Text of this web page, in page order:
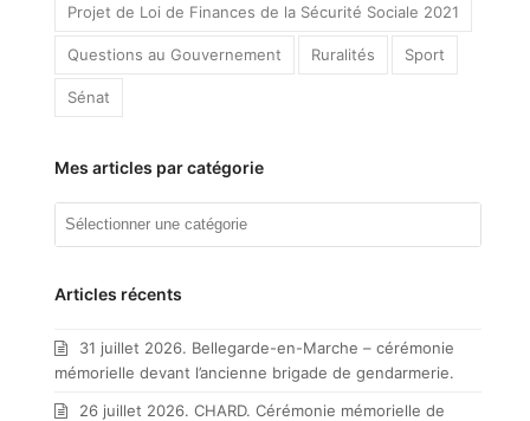
Projet de Loi de Finances de la Sécurité Sociale 2021
Questions au Gouvernement Ruralités Sport
Sénat
Mes articles par catégorie
Mes
catégorie
Articles récents
31 juillet 2026. Bellegarde-en-Marche – cérémonie
mémorielle devant l’ancienne brigade de gendarmerie.
26 juillet 2026. CHARD. Cérémonie mémorielle de